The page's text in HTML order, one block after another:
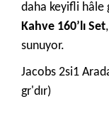
daha keyifli hâle
Kahve 160’lı Set
sunuyor.
Jacobs 2si1
gr'dır)